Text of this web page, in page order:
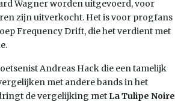
Wagner worden uitgevoerd, voor
zijn uitverkocht. Het is voor progfans
Frequency Drift, die het verdient met
Andreas Hack die een tamelijk
met andere bands in het
de vergelijking met La Tulipe Noire